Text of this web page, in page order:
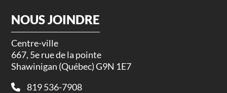
NOUS JOINDRE
Centre-ville
667, 5e rue de la pointe
Shawinigan (Québec) G9N 1E7
819 536-7908